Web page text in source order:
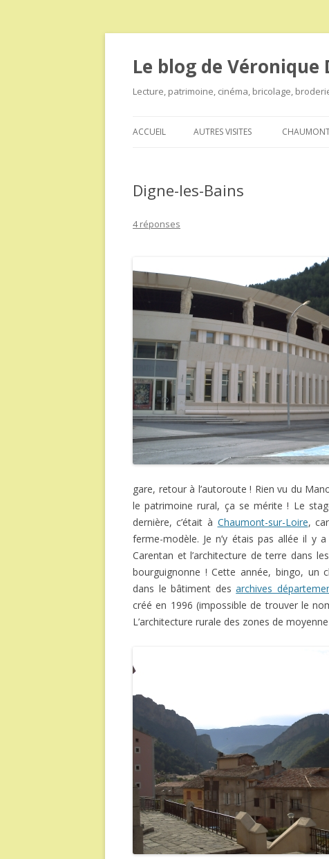
Le blog de Véronique
Lecture, patrimoine, cinéma, bricolage,
ACCUEIL AUTRES VISITES
Digne-les-Bains
4 réponses
gare, retour à l’autoroute ! Rien vu du
le patrimoine rural, ça se mérite ! Le
dernière, c’était à Chaumont-sur-Loire,
ferme-modèle. Je n’y étais pas allée il y
Carentan et l’architecture de terre dans
bourguignonne ! Cette année, bingo, un
dans le bâtiment desarchives
créé en 1996 (impossible de trouver le
L’architecture rurale des zones de